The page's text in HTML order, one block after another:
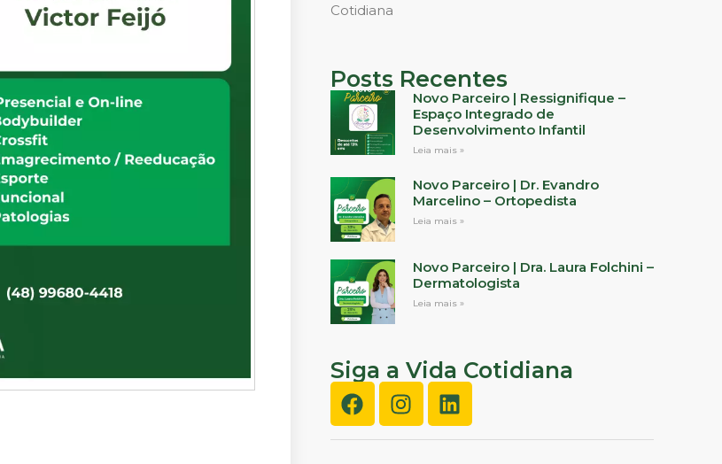
Cotidiana
Posts Recentes
Novo Parceiro | Ressignifique –
Espaço Integrado de
Desenvolvimento Infantil
Leia mais »
Novo Parceiro | Dr. Evandro
Marcelino – Ortopedista
Leia mais »
Novo Parceiro | Dra. Laura Folchini –
Dermatologista
Leia mais »
Siga a Vida Cotidiana